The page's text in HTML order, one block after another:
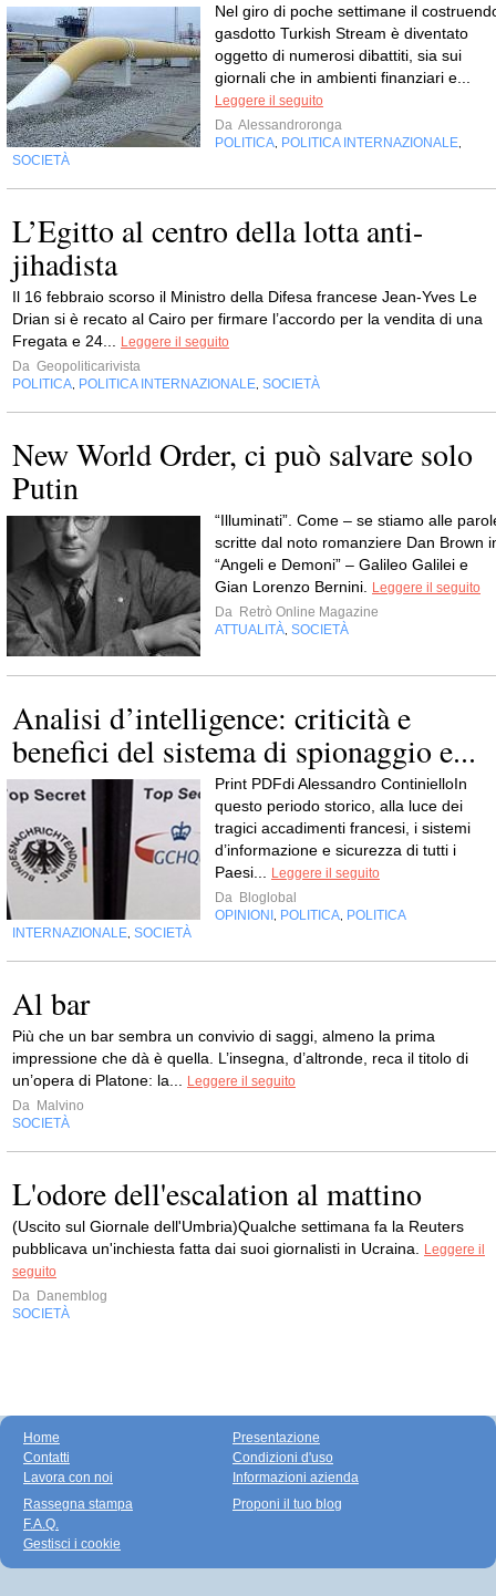
Nel giro di poche settimane il
gasdotto Turkish Stream è diventato
oggetto di numerosi dibattiti, sia sui
giornali che in ambienti finanziari e...
Leggere il seguito
Da Alessandroronga
POLITICA POLITICA INTERNAZIONALE
SOCIETÀ
L’Egitto al centro della lotta anti-
jihadista
Il 16 febbraio scorso il Ministro della Difesa francese Jean-Yves Le
Drian si è recato al Cairo per firmare l’accordo per la vendita di una
Fregata e 24...
Leggere il seguito
Da Geopoliticarivista
POLITICA POLITICA INTERNAZIONALE SOCIETÀ
New World Order, ci può salvare solo
Putin
“Illuminati”. Come – se stiamo alle
scritte dal noto romanziere Dan Brown
“Angeli e Demoni” – Galileo Galilei e
Gian Lorenzo Bernini.
Leggere il seguito
Da Retrò Online Magazine
ATTUALITÀ SOCIETÀ
Analisi d’intelligence: criticità e
benefici del sistema di spionaggio e...
Print PDFdi Alessandro ContinielloIn
questo periodo storico, alla luce dei
tragici accadimenti francesi, i sistemi
d’informazione e sicurezza di tutti i
Paesi...
Leggere il seguito
Da Bloglobal
OPINIONI
POLITICA POLITICA
INTERNAZIONALE SOCIETÀ
Al bar
Più che un bar sembra un convivio di saggi, almeno la prima
impressione che dà è quella. L’insegna, d’altronde, reca il titolo di
un’opera di Platone: la...
Leggere il seguito
Da Malvino
SOCIETÀ
L'odore dell'escalation al mattino
(Uscito sul Giornale dell'Umbria)Qualche settimana fa la Reuters
pubblicava un'inchiesta fatta dai suoi giornalisti in Ucraina.
Leggere il
seguito
Da Danemblog
SOCIETÀ
Home
Contatti
Lavora con noi
Presentazione
Condizioni d'uso
Informazioni azienda
Rassegna stampa
F.A.Q.
Gestisci i cookie
Proponi il tuo blog